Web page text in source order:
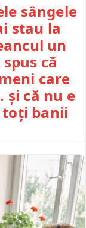
sângele
stau la
un
că
care
și că nu e
toți banii